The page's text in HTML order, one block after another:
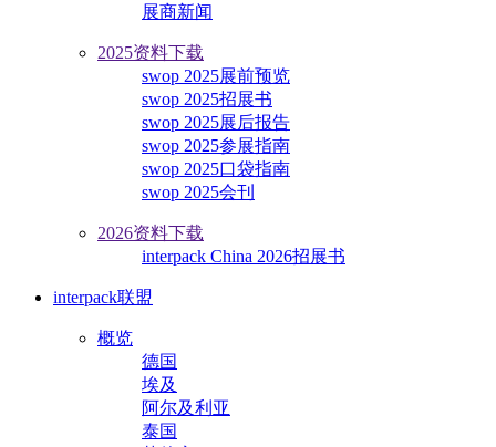
展商新闻
2025资料下载
swop 2025展前预览
swop 2025招展书
swop 2025展后报告
swop 2025参展指南
swop 2025口袋指南
swop 2025会刊
2026资料下载
interpack China 2026招展书
interpack联盟
概览
德国
埃及
阿尔及利亚
泰国